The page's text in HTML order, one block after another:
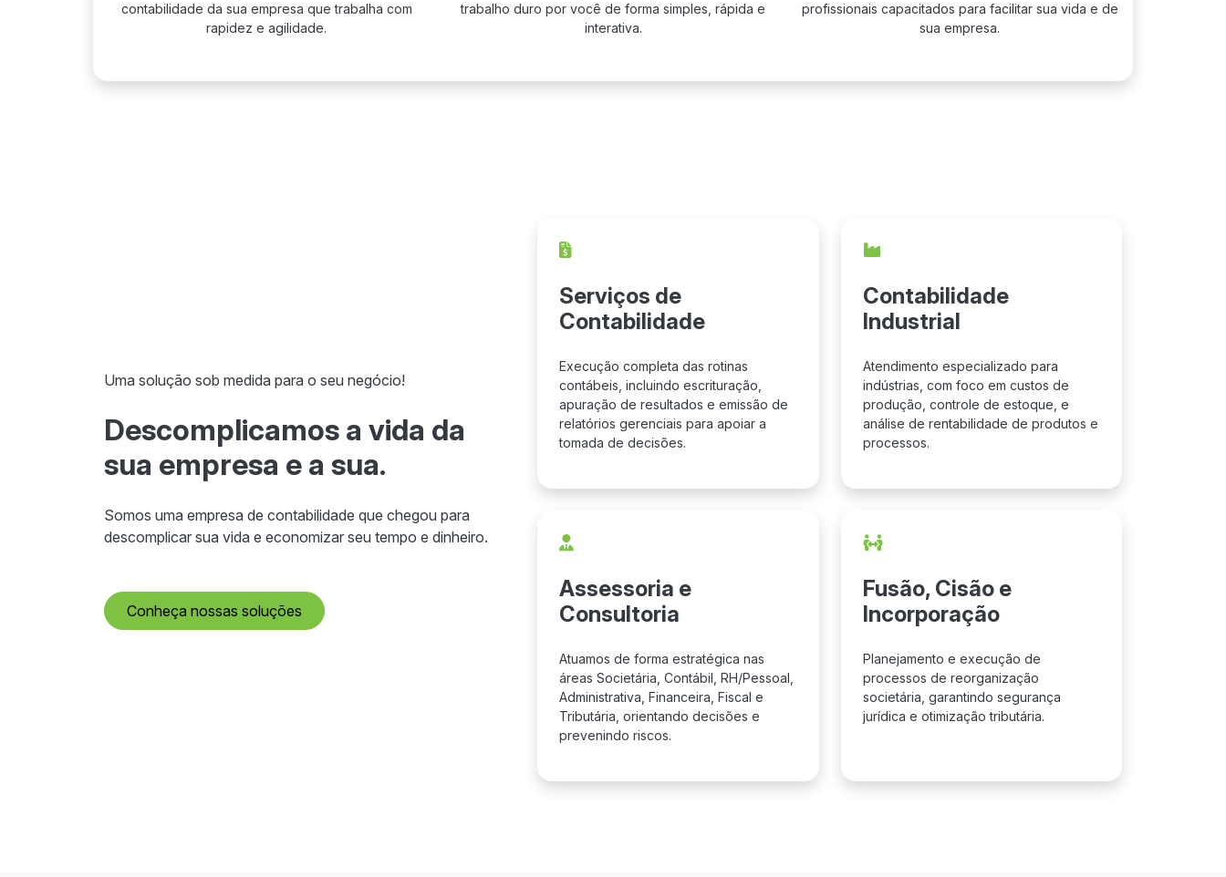
contabilidade da sua empresa que trabalha com
rapidez e agilidade.
trabalho duro por você de forma simples, rápida e
interativa.
profissionais capacitados para facilitar sua vida e de
sua empresa.
Uma solução sob medida para o seu negócio!
Descomplicamos a vida da
sua empresa e a sua.
Somos uma empresa de contabilidade que chegou para
descomplicar sua vida e economizar seu tempo e dinheiro.
Conheça nossas soluções
Serviços de
Contabilidade
Execução completa das rotinas
contábeis, incluindo escrituração,
apuração de resultados e emissão de
relatórios gerenciais para apoiar a
tomada de decisões.
Contabilidade
Industrial
Atendimento especializado para
indústrias, com foco em custos de
produção, controle de estoque, e
análise de rentabilidade de produtos e
processos.
Assessoria e
Consultoria
Atuamos de forma estratégica nas
áreas Societária, Contábil, RH/Pessoal,
Administrativa, Financeira, Fiscal e
Tributária, orientando decisões e
prevenindo riscos.
Fusão, Cisão e
Incorporação
Planejamento e execução de
processos de reorganização
societária, garantindo segurança
jurídica e otimização tributária.